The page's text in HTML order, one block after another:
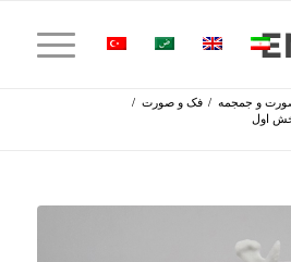
و جمجمه / فک و صورت /
اول